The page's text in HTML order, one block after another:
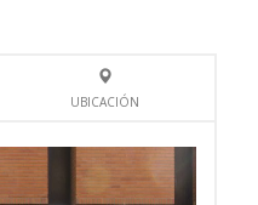
UBICACIÓN